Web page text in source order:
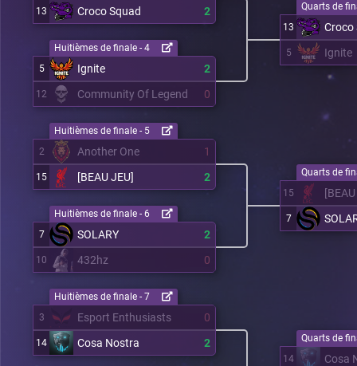
13 Croco Squad 2
5 Ignite 2
12 Community Of Legend 0
Huitièmes de finale - 4
2 Another One 1
15 [BEAU JEU] 2
Huitièmes de finale - 5
7 SOLARY 2
10 432hz 0
Huitièmes de finale - 6
3 Esport Enthusiasts 0
14 Cosa Nostra 2
Huitièmes de finale - 7
13 Croco
5 Ignite
Quarts de
15
7
Quarts de
14 Cosa
Quarts de